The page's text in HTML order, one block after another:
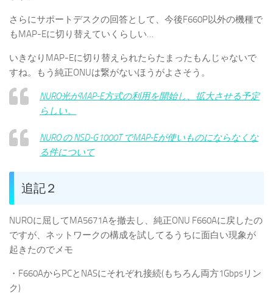
さらにサポートデスクの回答として、今後F660P以外の機種で
もMAP-Eに切り替えていくらしい…
いきなりMAP-Eに切り替えられたらたまったもんじゃないで
すね。もう純正ONUは繋がないほうがよさそう。
NURO光がMAP-E方式の利用を開始し、拡大させる予定
らしい。
NURO の NSD-G1000T でMAP-Eが使いものにならなくな
る件について
追記２
NUROに屈してMA5671Aを撤去し、純正ONU F660Aに戻したの
ですが、ネットワークの構成を試してるうちに面白い現象が
起きたのでメモ
・F660AからPCとNASにそれぞれ接続(もちろん両方1Gbpsリン
ク)